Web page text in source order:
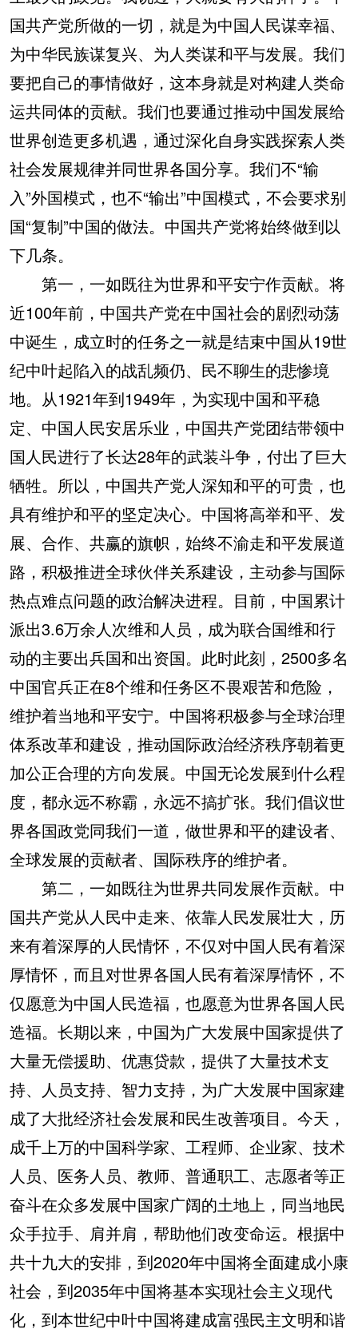
国共产党所做的一切，就是为中国人民谋幸福、
为中华民族谋复兴、为人类谋和平与发展。我们
要把自己的事情做好，这本身就是对构建人类命
运共同体的贡献。我们也要通过推动中国发展给
世界创造更多机遇，通过深化自身实践探索人类
社会发展规律并同世界各国分享。我们不“输
入”外国模式，也不“输出”中国模式，不会要求别
国“复制”中国的做法。中国共产党将始终做到以
下几条。
第一，一如既往为世界和平安宁作贡献。将
近100年前，中国共产党在中国社会的剧烈动荡
中诞生，成立时的任务之一就是结束中国从19世
纪中叶起陷入的战乱频仍、民不聊生的悲惨境
地。从1921年到1949年，为实现中国和平稳
定、中国人民安居乐业，中国共产党团结带领中
国人民进行了长达28年的武装斗争，付出了巨大
牺牲。所以，中国共产党人深知和平的可贵，也
具有维护和平的坚定决心。中国将高举和平、发
展、合作、共赢的旗帜，始终不渝走和平发展道
路，积极推进全球伙伴关系建设，主动参与国际
热点难点问题的政治解决进程。目前，中国累计
派出3.6万余人次维和人员，成为联合国维和行
动的主要出兵国和出资国。此时此刻，2500多名
中国官兵正在8个维和任务区不畏艰苦和危险，
维护着当地和平安宁。中国将积极参与全球治理
体系改革和建设，推动国际政治经济秩序朝着更
加公正合理的方向发展。中国无论发展到什么程
度，都永远不称霸，永远不搞扩张。我们倡议世
界各国政党同我们一道，做世界和平的建设者、
全球发展的贡献者、国际秩序的维护者。
第二，一如既往为世界共同发展作贡献。中
国共产党从人民中走来、依靠人民发展壮大，历
来有着深厚的人民情怀，不仅对中国人民有着深
厚情怀，而且对世界各国人民有着深厚情怀，不
仅愿意为中国人民造福，也愿意为世界各国人民
造福。长期以来，中国为广大发展中国家提供了
大量无偿援助、优惠贷款，提供了大量技术支
持、人员支持、智力支持，为广大发展中国家建
成了大批经济社会发展和民生改善项目。今天，
成千上万的中国科学家、工程师、企业家、技术
人员、医务人员、教师、普通职工、志愿者等正
奋斗在众多发展中国家广阔的土地上，同当地民
众手拉手、肩并肩，帮助他们改变命运。根据中
共十九大的安排，到2020年中国将全面建成小康
社会，到2035年中国将基本实现社会主义现代
化，到本世纪中叶中国将建成富强民主文明和谐